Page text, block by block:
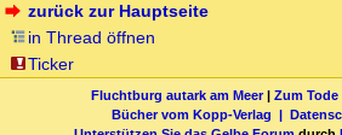
zurück zur Hauptseite
in Thread öffnen
Ticker
Fluchtburg autark am Meer| Zum
Bücher vom Kopp-Verlag |